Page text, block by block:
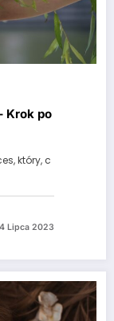
Krok po
który, c
Lipca 2023